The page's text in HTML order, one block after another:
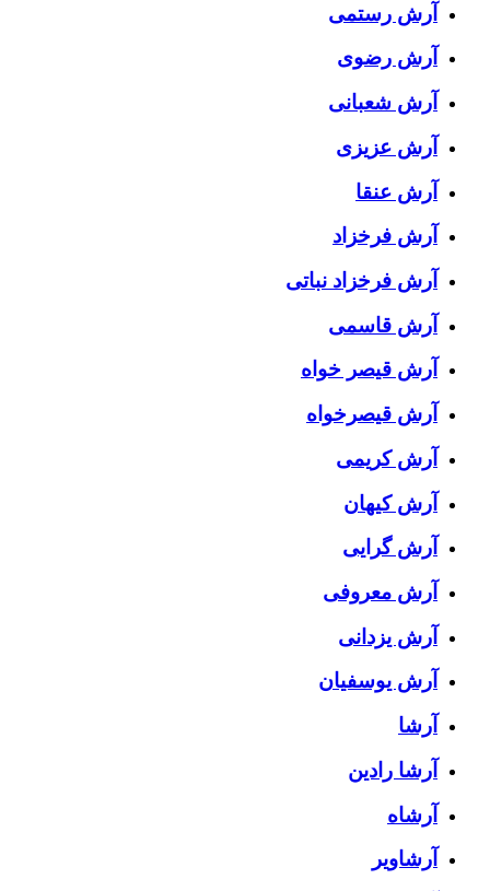
آرش رستمی
آرش رضوی
آرش شعبانی
آرش عزیزی
آرش عنقا
آرش فرخزاد
آرش فرخزاد نباتی
آرش قاسمی
آرش قیصر خواه
آرش قیصرخواه
آرش کریمی
آرش کیهان
آرش گرایی
آرش معروفی
آرش یزدانی
آرش یوسفیان
آرشا
آرشا رادین
آرشاه
آرشاویر